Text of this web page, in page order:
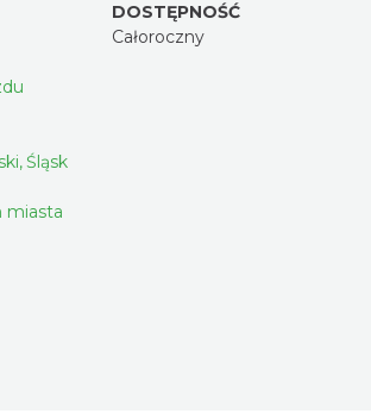
Śląsk
miasta
DOSTĘPNOŚĆ
Całoroczny